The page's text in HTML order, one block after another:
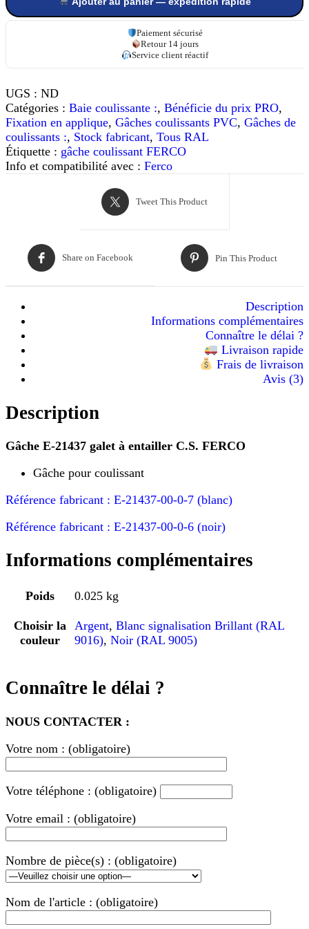
Gâche
E-
à
C.S.
FERCO
Paiement sécurisé
Retour 14 jours
Service client réactif
UGS : ND
Catégories : Baie coulissante :, Bénéficie du prix PRO,
Fixation en applique, Gâches coulissants PVC, Gâches de
coulissants :, Stock fabricant, Tous RAL
Étiquette : gâche coulissant FERCO
Info et compatibilité avec : Ferco
Tweet This Product
Share on Facebook Pin This Product
Description
Informations complémentaires
Connaître le délai ?
Livraison rapide
Frais de livraison
Avis (3)
Description
Gâche E-21437 galet à entailler C.S. FERCO
Gâche pour coulissant
Référence fabricant : E-21437-00-0-7 (blanc)
Référence fabricant : E-21437-00-0-6 (noir)
Informations complémentaires
Poids 0.025 kg
Choisir la
couleur
Argent, Blanc signalisation Brillant (RAL
9016), Noir (RAL 9005)
Connaître le délai ?
NOUS CONTACTER :
Votre nom : (obligatoire)
Votre téléphone : (obligatoire)
Votre email : (obligatoire)
Nombre de pièce(s) : (obligatoire)
Nom de l'article : (obligatoire)